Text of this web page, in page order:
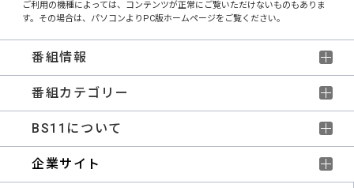
ご利用の機種によっては、コンテンツが正常にご覧いただけないものもありま
す。その場合は、パソコンよりPC版ホームページをご覧ください。
番組情報
番組カテゴリー
BS11について
企業サイト